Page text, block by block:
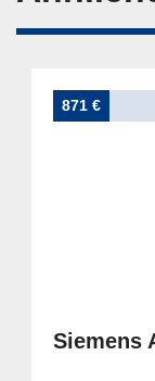
871 €
Siemens